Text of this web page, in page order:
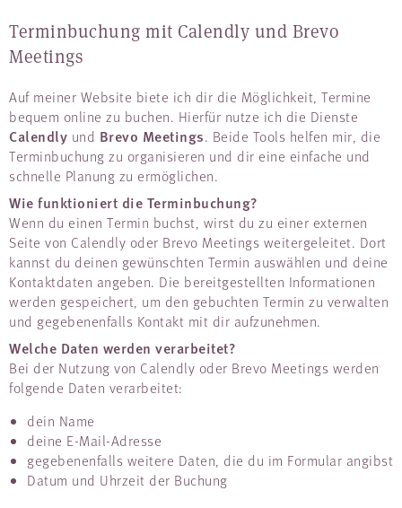
Terminbuchung mit Calendly und Brevo
Meetings
Auf meiner Website biete ich dir die Möglichkeit, Termine
bequem online zu buchen. Hierfür nutze ich die Dienste
Calendly und Brevo Meetings. Beide Tools helfen mir, die
Terminbuchung zu organisieren und dir eine einfache und
schnelle Planung zu ermöglichen.
Wie funktioniert die Terminbuchung?
Wenn du einen Termin buchst, wirst du zu einer externen
Seite von Calendly oder Brevo Meetings weitergeleitet. Dort
kannst du deinen gewünschten Termin auswählen und deine
Kontaktdaten angeben. Die bereitgestellten Informationen
werden gespeichert, um den gebuchten Termin zu verwalten
und gegebenenfalls Kontakt mit dir aufzunehmen.
Welche Daten werden verarbeitet?
Bei der Nutzung von Calendly oder Brevo Meetings werden
folgende Daten verarbeitet:
dein Name
deine E-Mail-Adresse
gegebenenfalls weitere Daten, die du im Formular angibst
Datum und Uhrzeit der Buchung